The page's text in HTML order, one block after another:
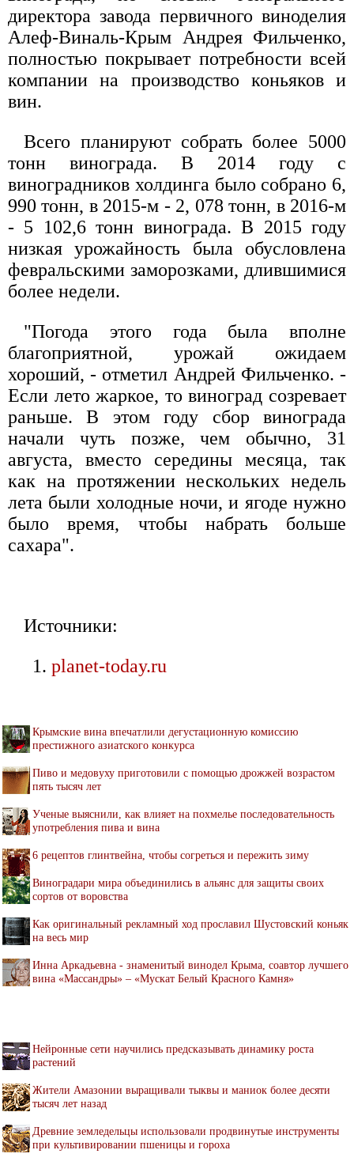
директора завода первичного виноделия
Алеф-Виналь-Крым Андрея Фильченко,
полностью покрывает потребности всей
компании на производство коньяков и
вин.
Всего планируют собрать более 5000
тонн винограда. В 2014 году с
виноградников холдинга было собрано 6,
990 тонн, в 2015-м - 2, 078 тонн, в 2016-м
- 5 102,6 тонн винограда. В 2015 году
низкая урожайность была обусловлена
февральскими заморозками, длившимися
более недели.
"Погода этого года была вполне
благоприятной, урожай ожидаем
хороший, - отметил Андрей Фильченко. -
Если лето жаркое, то виноград созревает
раньше. В этом году сбор винограда
начали чуть позже, чем обычно, 31
августа, вместо середины месяца, так
как на протяжении нескольких недель
лета были холодные ночи, и ягоде нужно
было время, чтобы набрать больше
сахара".
Источники:
planet-today.ru
Крымские вина впечатлили дегустационную комиссию
престижного азиатского конкурса
Пиво и медовуху приготовили с помощью дрожжей возрастом
пять тысяч лет
Ученые выяснили, как влияет на похмелье последовательность
употребления пива и вина
6 рецептов глинтвейна, чтобы согреться и пережить зиму
Виноградари мира объединились в альянс для защиты своих
сортов от воровства
Как оригинальный рекламный ход прославил Шустовский коньяк
на весь мир
Инна Аркадьевна - знаменитый винодел Крыма, соавтор лучшего
вина «Массандры» – «Мускат Белый Красного Камня»
Нейронные сети научились предсказывать динамику роста
растений
Жители Амазонии выращивали тыквы и маниок более десяти
тысяч лет назад
Древние земледельцы использовали продвинутые инструменты
при культивировании пшеницы и гороха